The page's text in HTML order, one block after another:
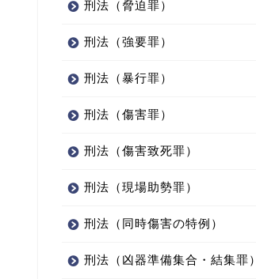
刑法（脅迫罪）
刑法（強要罪）
刑法（暴行罪）
刑法（傷害罪）
刑法（傷害致死罪）
刑法（現場助勢罪）
刑法（同時傷害の特例）
刑法（凶器準備集合・結集罪）